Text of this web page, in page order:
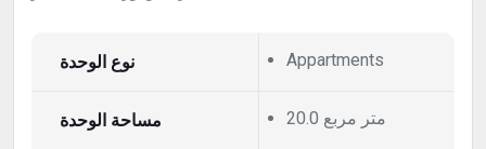
نوع الوحدة Appartments
مساحة الوحدة 20.0 متر مربع